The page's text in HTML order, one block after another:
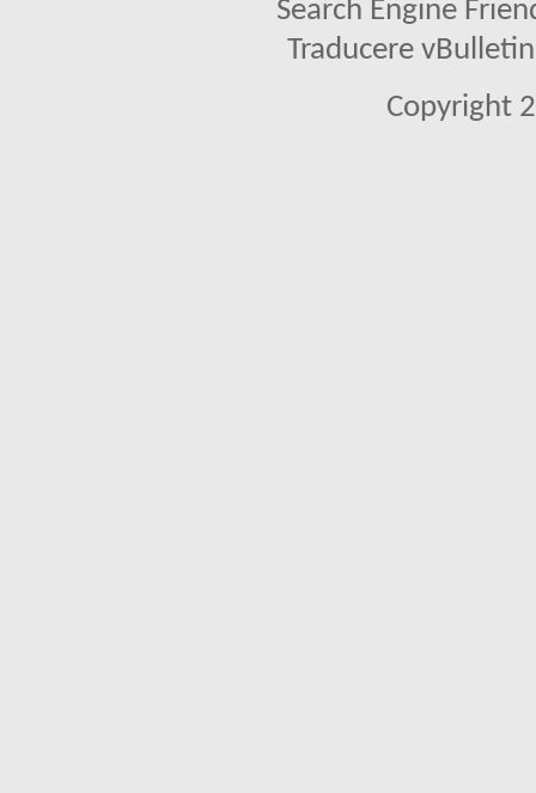
Search Engine
Traducere
Copyright